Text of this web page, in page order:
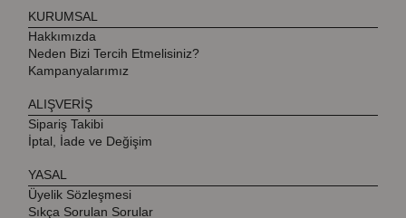
KURUMSAL
Hakkımızda
Neden Bizi Tercih Etmelisiniz?
Kampanyalarımız
ALIŞVERİŞ
Sipariş Takibi
İptal, İade ve Değişim
YASAL
Üyelik Sözleşmesi
Sıkça Sorulan Sorular